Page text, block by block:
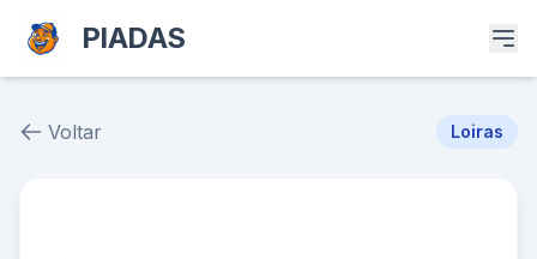
PIADAS
Voltar Loiras